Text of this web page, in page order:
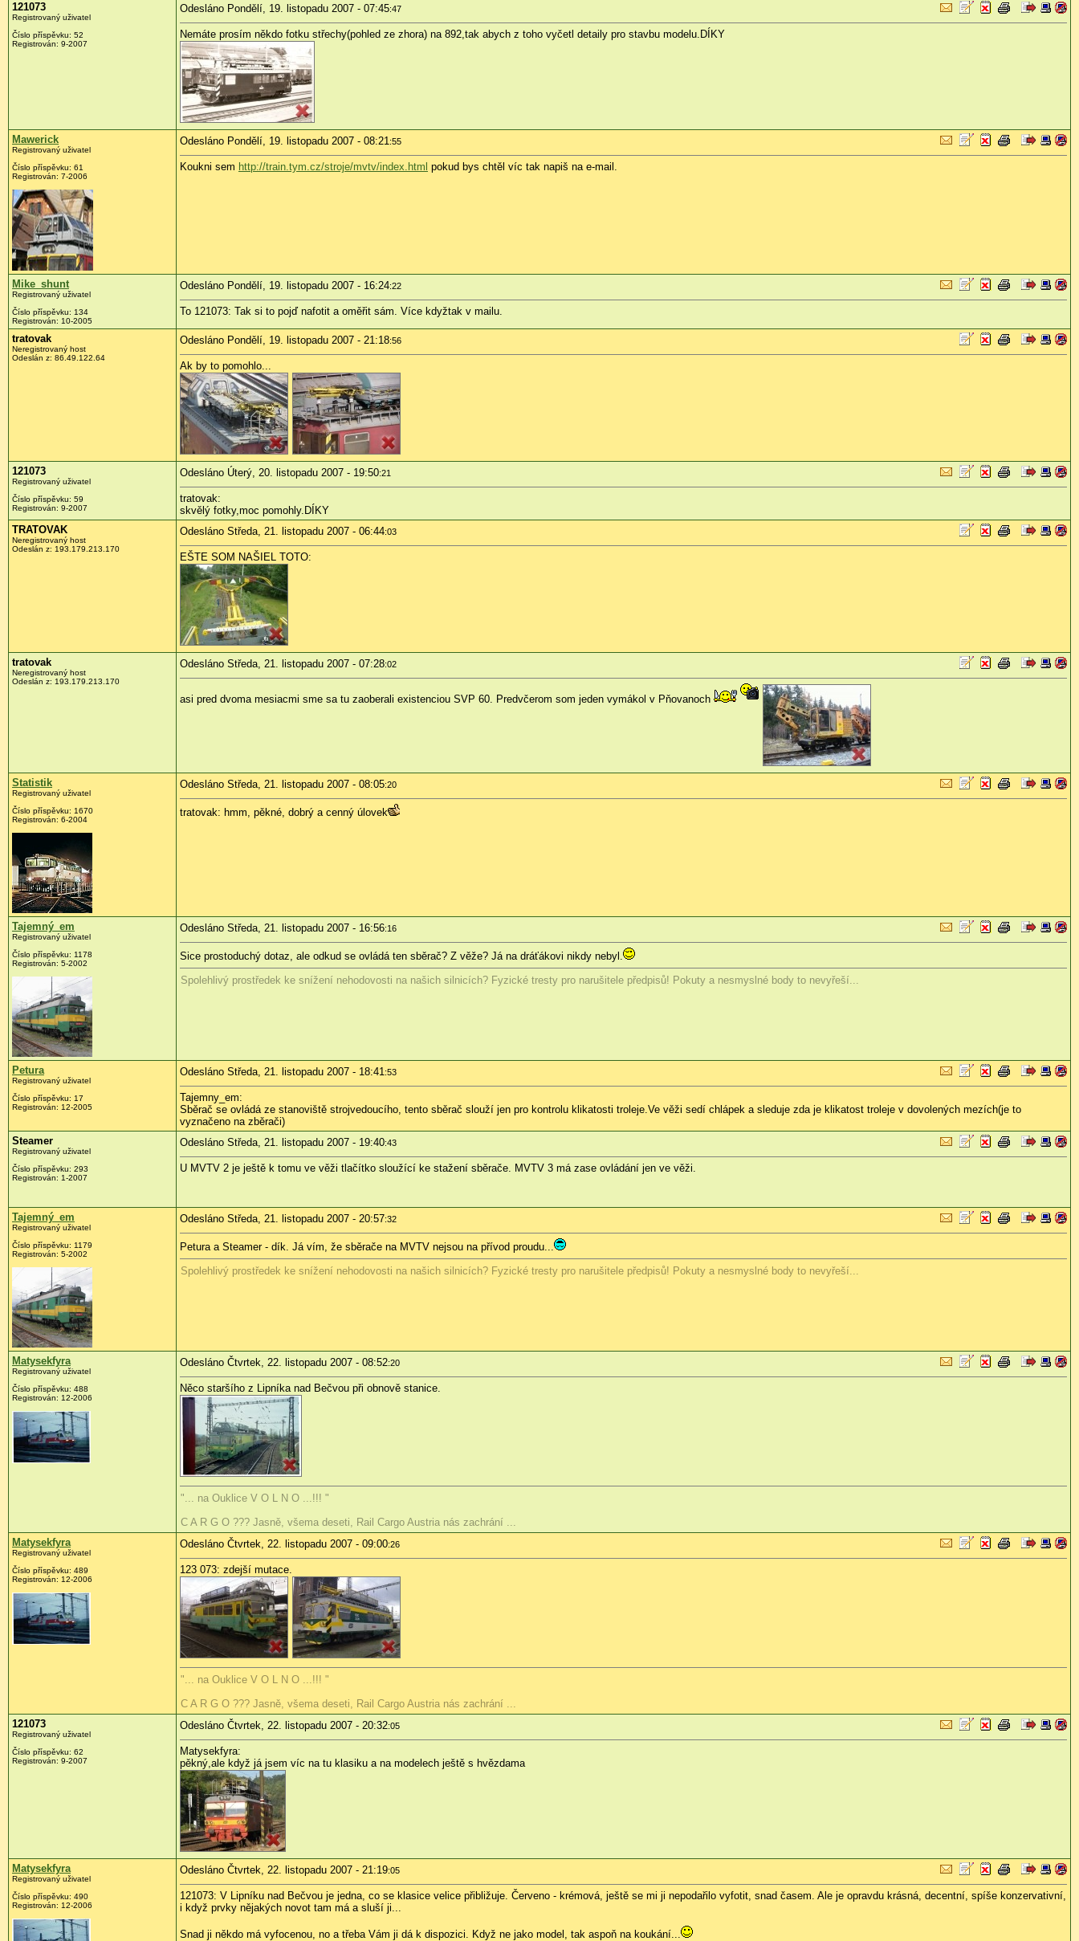
121073
Registrovaný uživatel
Číslo příspěvku: 52
Registrován: 9-2007
Odesláno Pondělí, 19. listopadu 2007 - 07:45:47
Nemáte prosím někdo fotku střechy(pohled ze zhora) na 892,tak abych z toho vyčetl detaily pro stavbu modelu.DÍKY
Mawerick
Registrovaný uživatel
Číslo příspěvku: 61
Registrován: 7-2006
Odesláno Pondělí, 19. listopadu 2007 - 08:21:55
Koukni sem http://train.tym.cz/stroje/mvtv/index.html pokud bys chtěl víc tak napiš na e-mail.
Mike_shunt
Registrovaný uživatel
Číslo příspěvku: 134
Registrován: 10-2005
Odesláno Pondělí, 19. listopadu 2007 - 16:24:22
To 121073: Tak si to pojď nafotit a oměřit sám. Více kdyžtak v mailu.
tratovak
Neregistrovaný host
Odeslán z: 86.49.122.64
Odesláno Pondělí, 19. listopadu 2007 - 21:18:56
Ak by to pomohlo...
121073
Registrovaný uživatel
Číslo příspěvku: 59
Registrován: 9-2007
Odesláno Úterý, 20. listopadu 2007 - 19:50:21
tratovak:
skvělý fotky,moc pomohly.DÍKY
TRATOVAK
Neregistrovaný host
Odeslán z: 193.179.213.170
Odesláno Středa, 21. listopadu 2007 - 06:44:03
EŠTE SOM NAŠIEL TOTO:
tratovak
Neregistrovaný host
Odeslán z: 193.179.213.170
Odesláno Středa, 21. listopadu 2007 - 07:28:02
asi pred dvoma mesiacmi sme sa tu zaoberali existenciou SVP 60. Predvčerom som jeden vymákol v Pňovanoch
Statistik
Registrovaný uživatel
Číslo příspěvku: 1670
Registrován: 6-2004
Odesláno Středa, 21. listopadu 2007 - 08:05:20
tratovak: hmm, pěkné, dobrý a cenný úlovek
Tajemný_em
Registrovaný uživatel
Číslo příspěvku: 1178
Registrován: 5-2002
Odesláno Středa, 21. listopadu 2007 - 16:56:16
Sice prostoduchý dotaz, ale odkud se ovládá ten sběrač? Z věže? Já na dráťákovi nikdy nebyl.
Spolehlivý prostředek ke snížení nehodovosti na našich silnicích? Fyzické tresty pro narušitele předpisů! Pokuty a nesmyslné body to nevyřeší...
Petura
Registrovaný uživatel
Číslo příspěvku: 17
Registrován: 12-2005
Odesláno Středa, 21. listopadu 2007 - 18:41:53
Tajemny_em:
Sběrač se ovládá ze stanoviště strojvedoucího, tento sběrač slouží jen pro kontrolu klikatosti troleje.Ve věži sedí chlápek a sleduje zda je klikatost troleje v dovolených mezích(je to
vyznačeno na zběrači)
Steamer
Registrovaný uživatel
Číslo příspěvku: 293
Registrován: 1-2007
Odesláno Středa, 21. listopadu 2007 - 19:40:43
U MVTV 2 je ještě k tomu ve věži tlačítko sloužící ke stažení sběrače. MVTV 3 má zase ovládání jen ve věži.
Tajemný_em
Registrovaný uživatel
Číslo příspěvku: 1179
Registrován: 5-2002
Odesláno Středa, 21. listopadu 2007 - 20:57:32
Petura a Steamer - dík. Já vím, že sběrače na MVTV nejsou na přívod proudu...
Spolehlivý prostředek ke snížení nehodovosti na našich silnicích? Fyzické tresty pro narušitele předpisů! Pokuty a nesmyslné body to nevyřeší...
Matysekfyra
Registrovaný uživatel
Číslo příspěvku: 488
Registrován: 12-2006
Odesláno Čtvrtek, 22. listopadu 2007 - 08:52:20
Něco staršího z Lipníka nad Bečvou při obnově stanice.
"... na Ouklice V O L N O ...!!! "
C A R G O ??? Jasně, všema deseti, Rail Cargo Austria nás zachrání ...
Matysekfyra
Registrovaný uživatel
Číslo příspěvku: 489
Registrován: 12-2006
Odesláno Čtvrtek, 22. listopadu 2007 - 09:00:26
123 073: zdejší mutace.
"... na Ouklice V O L N O ...!!! "
C A R G O ??? Jasně, všema deseti, Rail Cargo Austria nás zachrání ...
121073
Registrovaný uživatel
Číslo příspěvku: 62
Registrován: 9-2007
Odesláno Čtvrtek, 22. listopadu 2007 - 20:32:05
Matysekfyra:
pěkný,ale když já jsem víc na tu klasiku a na modelech ještě s hvězdama
Matysekfyra
Registrovaný uživatel
Číslo příspěvku: 490
Registrován: 12-2006
Odesláno Čtvrtek, 22. listopadu 2007 - 21:19:05
121073: V Lipníku nad Bečvou je jedna, co se klasice velice přibližuje. Červeno - krémová, ještě se mi ji nepodařilo vyfotit, snad časem. Ale je opravdu krásná, decentní, spíše konzervativní,
i když prvky nějakých novot tam má a sluší ji...
Snad ji někdo má vyfocenou, no a třeba Vám ji dá k dispozici. Když ne jako model, tak aspoň na koukání...